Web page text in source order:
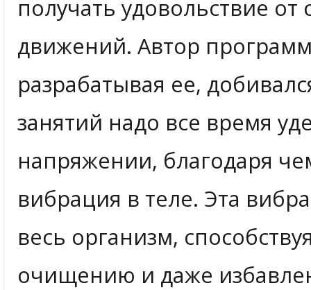
получать удовольствие
движений. Автор
разрабатывая ее,
занятий надо все время
напряжении, благодаря
вибрация в теле. Эта
весь организм,
очищению и даже